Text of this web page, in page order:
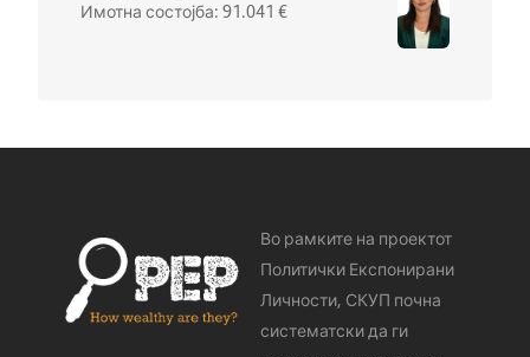
91.041 €
Во рамките на проектот
Политички Експонирани
Личности, СКУП почна
систематски да ги